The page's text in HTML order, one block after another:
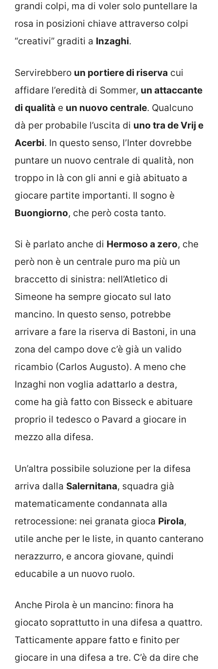
grandi colpi, ma di voler solo puntellare la
rosa in posizioni chiave attraverso colpi
“creativi” graditi a Inzaghi.
Servirebbero un portiere di riserva cui
affidare l’eredità di Sommer, un attaccante
di qualità e un nuovo centrale. Qualcuno
dà per probabile l’uscita di uno tra de Vrij e
Acerbi. In questo senso, l’Inter dovrebbe
puntare un nuovo centrale di qualità, non
troppo in là con gli anni e già abituato a
giocare partite importanti. Il sogno è
Buongiorno, che però costa tanto.
Si è parlato anche di Hermoso a zero, che
però non è un centrale puro ma più un
braccetto di sinistra: nell’Atletico di
Simeone ha sempre giocato sul lato
mancino. In questo senso, potrebbe
arrivare a fare la riserva di Bastoni, in una
zona del campo dove c’è già un valido
ricambio (Carlos Augusto). A meno che
Inzaghi non voglia adattarlo a destra,
come ha già fatto con Bisseck e abituare
proprio il tedesco o Pavard a giocare in
mezzo alla difesa.
Un’altra possibile soluzione per la difesa
arriva dalla Salernitana, squadra già
matematicamente condannata alla
retrocessione: nei granata gioca Pirola,
utile anche per le liste, in quanto canterano
nerazzurro, e ancora giovane, quindi
educabile a un nuovo ruolo.
Anche Pirola è un mancino: finora ha
giocato soprattutto in una difesa a quattro.
Tatticamente appare fatto e finito per
giocare in una difesa a tre. C’è da dire che